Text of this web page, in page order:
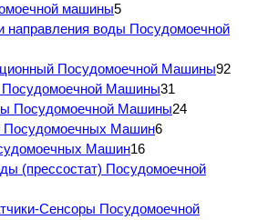
машины5
направления воды Посудомоечной
Посудомоечной Машины92
Посудомоечной Машины31
Посудомоечной Машины24
Посудомоечных Машин6
Машин16
(прессостат) Посудомоечной
Сенсоры Посудомоечной